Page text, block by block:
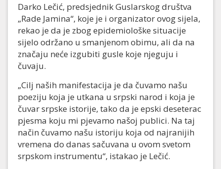
Darko Lečić, predsjednik Guslarskog društva
„Rade Jamina“, koje je i organizator ovog sijela,
rekao je da je zbog epidemiološke situacije
sijelo održano u smanjenom obimu, ali da na
značaju neće izgubiti gusle koje njeguju i
čuvaju.
„Cilj naših manifestacija je da čuvamo našu
poeziju koja je utkana u srpski narod i koja je
čuvar srpske istorije, tako da je epski deseterac
pjesma koju mi pjevamo našoj publici. Na taj
način čuvamo našu istoriju koja od najranijih
vremena do danas sačuvana u ovom svetom
srpskom instrumentu“, istakao je Lečić.